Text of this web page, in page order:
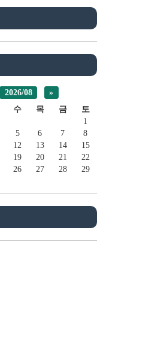
2026/08
»
수 목 금
토
1
5 6 7
8
12 13 14
15
19 20 21
22
26 27 28
29